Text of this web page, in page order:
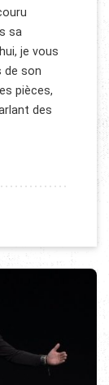
sa
je vous
de son
pièces,
des